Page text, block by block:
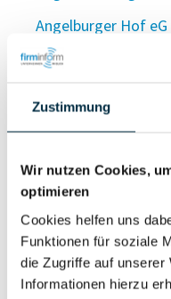
Zustimmung
Wir nutzen Cookies,
optimieren
Cookies helfen uns
Funktionen für soziale
die Zugriffe auf unserer
Informationen hierzu
Angelburger Hof eG
AngelCab GmbH
angelcaps e.K.
Angelcare Germany
Angelcenter
Angel-Center
Angelcenter